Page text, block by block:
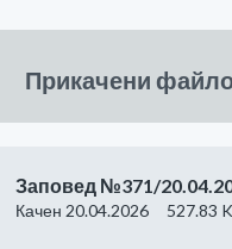
Прикачени
Заповед №371/
Качен 20.04.2026 527.83